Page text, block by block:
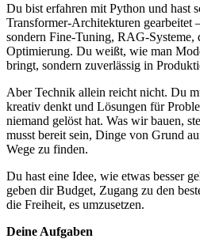
Du bist erfahren mit Python und hast
Transformer-Architekturen
sondern Fine-Tuning, RAG-Systeme,
Optimierung. Du weißt, wie man
bringt, sondern zuverlässig in
Aber Technik allein reicht nicht. Du
kreativ denkt und Lösungen für
niemand gelöst hat. Was wir bauen,
musst bereit sein, Dinge von Grund
Wege zu finden.
Du hast eine Idee, wie etwas besser
geben dir Budget, Zugang zu den
die Freiheit, es umzusetzen.
Deine Aufgaben